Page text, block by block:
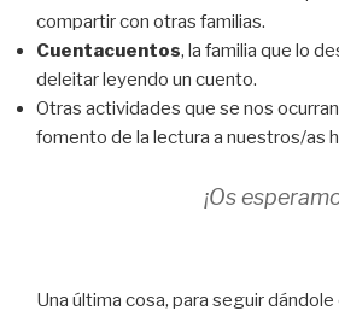
compartir con otras familias.
Cuentacuentos, la familia que lo
deleitar leyendo un cuento.
Otras actividades que se nos
fomento de la lectura a nuestros/as
¡Os
Una última cosa, para seguir